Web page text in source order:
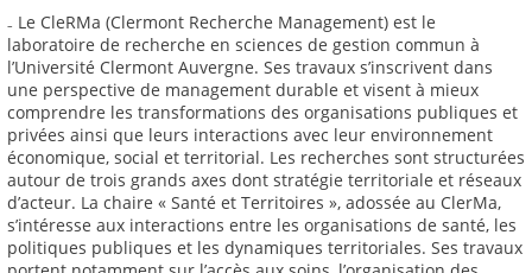
₋ Le CleRMa (Clermont Recherche Management) est le
laboratoire de recherche en sciences de gestion commun à
l’Université Clermont Auvergne. Ses travaux s’inscrivent dans
une perspective de management durable et visent à mieux
comprendre les transformations des organisations publiques et
privées ainsi que leurs interactions avec leur environnement
économique, social et territorial. Les recherches sont structurées
autour de trois grands axes dont stratégie territoriale et réseaux
d’acteur. La chaire « Santé et Territoires », adossée au ClerMa,
s’intéresse aux interactions entre les organisations de santé, les
politiques publiques et les dynamiques territoriales. Ses travaux